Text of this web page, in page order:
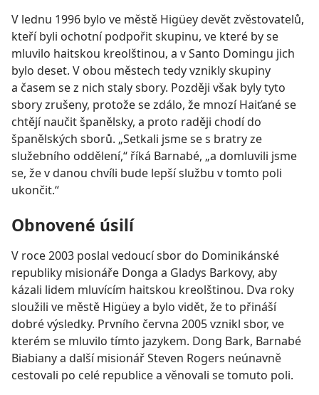
V lednu 1996 bylo ve městě Higüey devět zvěstovatelů,
kteří byli ochotní podpořit skupinu, ve které by se
mluvilo haitskou kreolštinou, a v Santo Domingu jich
bylo deset. V obou městech tedy vznikly skupiny
a časem se z nich staly sbory. Později však byly tyto
sbory zrušeny, protože se zdálo, že mnozí Haiťané se
chtějí naučit španělsky, a proto raději chodí do
španělských sborů. „Setkali jsme se s bratry ze
služebního oddělení,“ říká Barnabé, „a domluvili jsme
se, že v danou chvíli bude lepší službu v tomto poli
ukončit.“
Obnovené úsilí
V roce 2003 poslal vedoucí sbor do Dominikánské
republiky misionáře Donga a Gladys Barkovy, aby
kázali lidem mluvícím haitskou kreolštinou. Dva roky
sloužili ve městě Higüey a bylo vidět, že to přináší
dobré výsledky. Prvního června 2005 vznikl sbor, ve
kterém se mluvilo tímto jazykem. Dong Bark, Barnabé
Biabiany a další misionář Steven Rogers neúnavně
cestovali po celé republice a věnovali se tomuto poli.